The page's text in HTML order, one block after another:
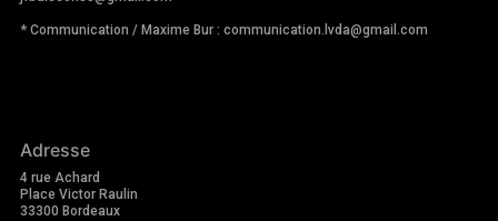
* Communication / Maxime Bur : communication.lvda@gmail.com
Adresse
4 rue Achard
Place Victor Raulin
33300 Bordeaux